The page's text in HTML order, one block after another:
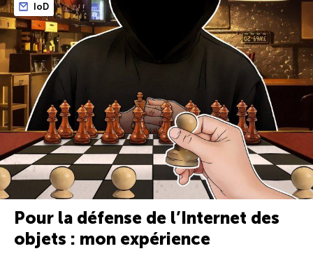
IoD
Pour la défense de l’Internet des
objets : mon expérience